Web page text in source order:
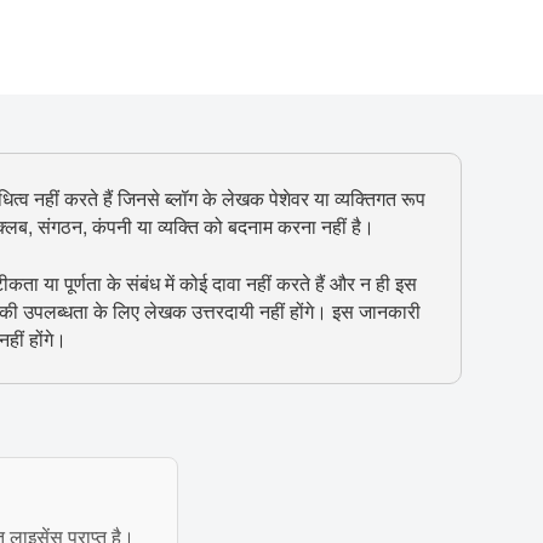
नहीं करते हैं जिनसे ब्लॉग के लेखक पेशेवर या व्यक्तिगत रूप
संगठन, कंपनी या व्यक्ति को बदनाम करना नहीं है।
या पूर्णता के संबंध में कोई दावा नहीं करते हैं और न ही इस
उपलब्धता के लिए लेखक उत्तरदायी नहीं होंगे। इस जानकारी
होंगे।
प्राप्त है।